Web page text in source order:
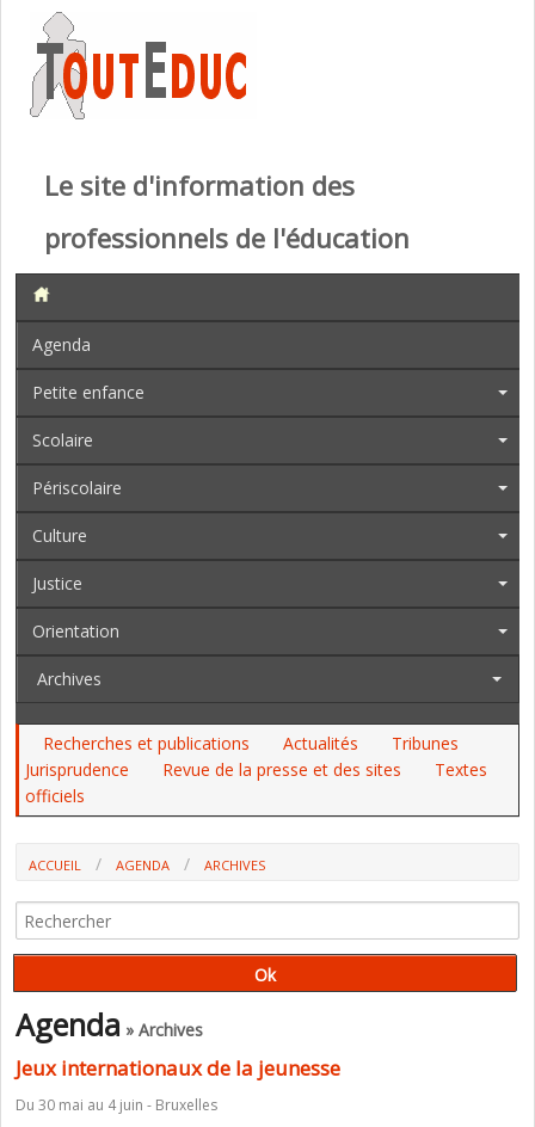
Le site d'information des
professionnels de l'éducation
Agenda
Petite enfance
Scolaire
Périscolaire
Culture
Justice
Orientation
Archives
Recherches et publications Actualités
Tribunes
Jurisprudence
Revue de la presse et des sites
Textes
officiels
ACCUEIL AGENDA
ARCHIVES
Agenda » Archives
Jeux internationaux de la jeunesse
Du 30 mai au 4 juin - Bruxelles